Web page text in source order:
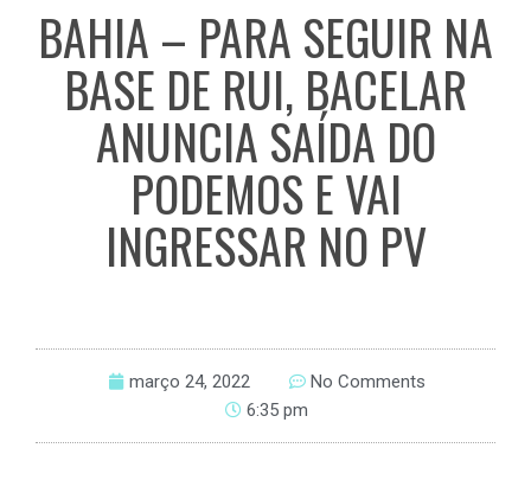
BAHIA – PARA SEGUIR NA
BASE DE RUI, BACELAR
ANUNCIA SAÍDA DO
PODEMOS E VAI
INGRESSAR NO PV
março 24, 2022
No Comments
6:35 pm